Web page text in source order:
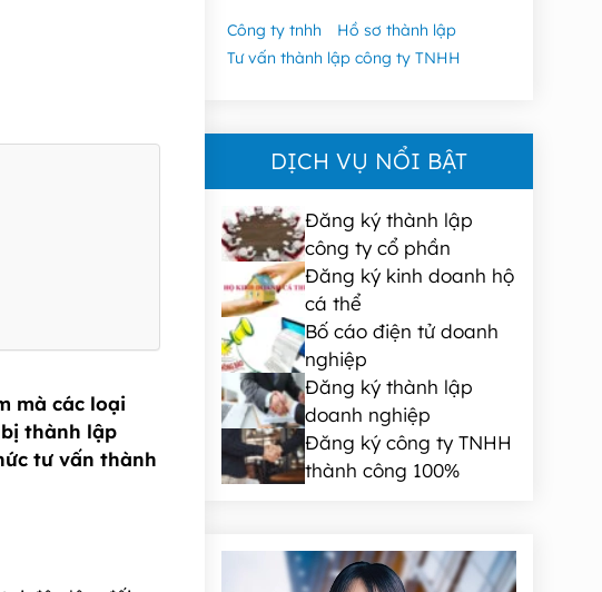
mà các loại
thành lập
tư vấn thành
Công ty tnhh
Hồ sơ thành lập
Tư vấn thành lập công ty TNHH
DỊCH VỤ NỔI BẬT
Đăng ký thành lập
công ty cổ phần
Đăng ký kinh doanh hộ
cá thể
Bố cáo điện tử doanh
nghiệp
Đăng ký thành lập
doanh nghiệp
Đăng ký công ty TNHH
thành công 100%